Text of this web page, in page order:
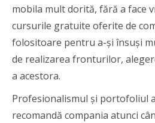
mobila mult dorită, fără a face
cursurile gratuite oferite de
folositoare pentru a-și însuși
de realizarea fronturilor,
a acestora.
Profesionalismul și portofoliul
recomandă compania atunci